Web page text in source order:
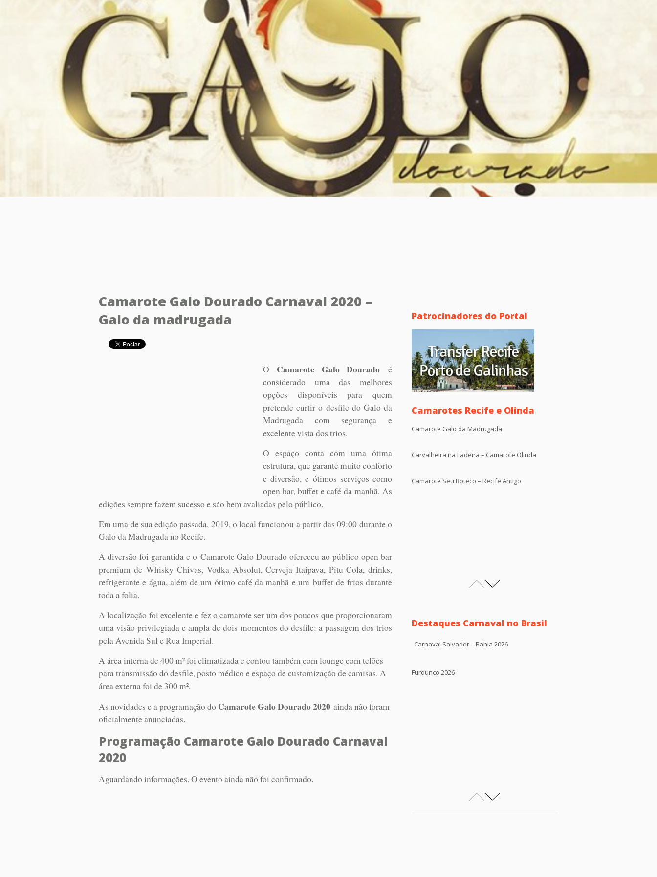
Camarote Galo Dourado Carnaval 2020 –
Galo da madrugada
O Camarote Galo Dourado é
considerado uma das melhores
opções disponíveis para quem
pretende curtir o desfile do Galo da
Madrugada com segurança e
excelente vista dos trios.
O espaço conta com uma ótima
estrutura, que garante muito conforto
e diversão, e ótimos serviços como
open bar, buffet e café da manhã. As
edições sempre fazem sucesso e são bem avaliadas pelo público.
Em uma de sua edição passada, 2019, o local funcionou a partir das 09:00 durante o
Galo da Madrugada no Recife.
A diversão foi garantida e o Camarote Galo Dourado ofereceu ao público open bar
premium de Whisky Chivas, Vodka Absolut, Cerveja Itaipava, Pitu Cola, drinks,
refrigerante e água, além de um ótimo café da manhã e um buffet de frios durante
toda a folia.
A localização foi excelente e fez o camarote ser um dos poucos que proporcionaram
uma visão privilegiada e ampla de dois momentos do desfile: a passagem dos trios
pela Avenida Sul e Rua Imperial.
A área interna de 400 m² foi climatizada e contou também com lounge com telões
para transmissão do desfile, posto médico e espaço de customização de camisas. A
área externa foi de 300 m².
As novidades e a programação do Camarote Galo Dourado 2020 ainda não foram
oficialmente anunciadas.
Programação Camarote Galo Dourado Carnaval
2020
Aguardando informações. O evento ainda não foi confirmado.
Patrocinadores do Portal
Camarotes Recife e Olinda
Camarote Galo da Madrugada
Carvalheira na Ladeira – Camarote Olinda
Camarote Seu Boteco – Recife Antigo
Destaques Carnaval no Brasil
Carnaval Salvador – Bahia 2026
Furdunço 2026